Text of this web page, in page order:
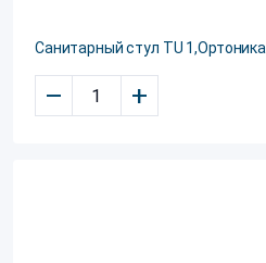
Санитарный стул TU 1,Ортоника
– +